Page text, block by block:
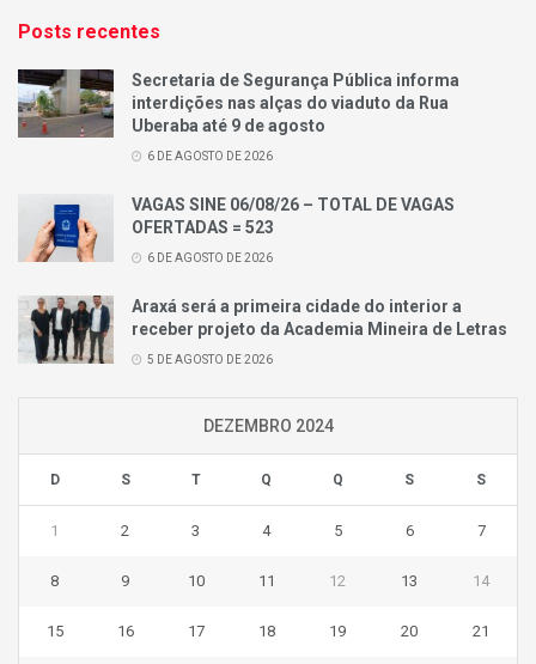
Posts recentes
Secretaria de Segurança Pública informa
interdições nas alças do viaduto da Rua
Uberaba até 9 de agosto
6 DE AGOSTO DE 2026
VAGAS SINE 06/08/26 – TOTAL DE VAGAS
OFERTADAS = 523
6 DE AGOSTO DE 2026
Araxá será a primeira cidade do interior a
receber projeto da Academia Mineira de Letras
5 DE AGOSTO DE 2026
DEZEMBRO 2024
D S T Q Q S S
1 2 3 4 5 6 7
8 9 10 11 12 13 14
15 16 17 18 19 20 21